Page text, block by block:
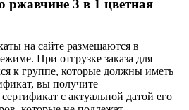
ржавчине 3 в 1 цветная
на сайте размещаются в
При отгрузке заказа для
к группе, которые должны иметь
вы получите
с актуальной датой его